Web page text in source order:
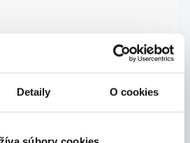
Detaily O cookies
06.08.2026